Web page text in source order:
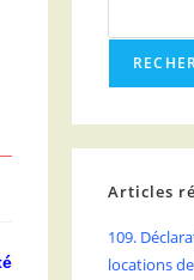
Articles
109.
locations